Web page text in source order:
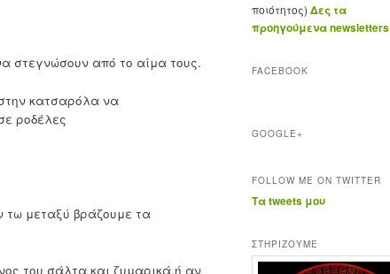
στεγνώσουν από το αίμα τους.
κατσαρόλα να
ροδέλες
τω μεταξύ βράζουμε τα
του σάλτα και ζυμαρικά,ή αν
ποιότητος) Δες τα
προηγούμενα newsletters
FACEBOOK
GOOGLE+
FOLLOW ME ON TWITTER
Τα tweets μου
ΣΤΗΡΊΖΟΥΜΕ